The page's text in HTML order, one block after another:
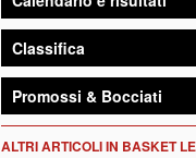
Classifica
Promossi & Bocciati
ALTRI ARTICOLI IN BASKET